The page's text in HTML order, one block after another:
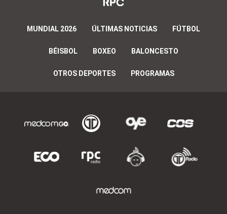
MUNDIAL 2026 ÚLTIMAS NOTICIAS FÚTBOL
BÉISBOL BOXEO BALONCESTO
OTROS DEPORTES PROGRAMAS